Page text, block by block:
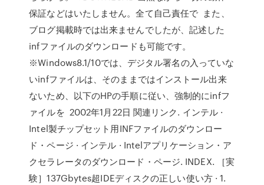
保証などはいたしません。全て自己責任で また、
ブログ掲載時では出来ませんでしたが、記述した
infファイルのダウンロードも可能です。
※Windows8.1/10では、デジタル署名の入っていな
いinfファイルは、そのままではインストール出来
ないため、以下のHPの手順に従い、強制的にinfフ
ァイルを 2002年1月22日 関連リンク. インテル ·
Intel製チップセット用INFファイルのダウンロー
ド・ページ · インテル · Intelアプリケーション・ア
クセラレータのダウンロード・ページ. INDEX. ［実
験］137Gbytes超IDEディスクの正しい使い方 · 1.